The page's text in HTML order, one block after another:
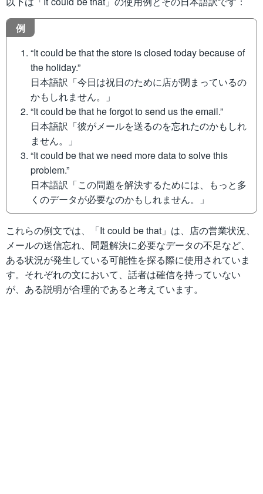
例
“It could be that the store is closed today because of
the holiday.”
日本語訳「今日は祝日のために店が閉まっているの
かもしれません。」
“It could be that he forgot to send us the email.”
日本語訳「彼がメールを送るのを忘れたのかもしれ
ません。」
“It could be that we need more data to solve this
problem.”
日本語訳「この問題を解決するためには、もっと多
くのデータが必要なのかもしれません。」
これらの例文では、「It could be that」は、店の営業状況、
メールの送信忘れ、問題解決に必要なデータの不足など、
ある状況が発生している可能性を探る際に使用されていま
す。それぞれの文において、話者は確信を持っていない
が、ある説明が合理的であると考えています。